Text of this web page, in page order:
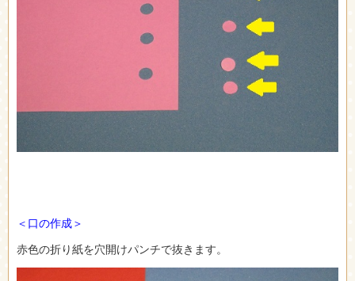
＜口の作成＞
赤色の折り紙を穴開けパンチで抜きます。